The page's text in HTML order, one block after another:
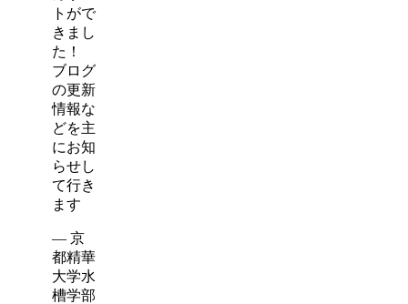
トがで
きまし
た！
ブログ
の更新
情報な
どを主
にお知
らせし
て行き
ます
— 京
都精華
大学水
槽学部